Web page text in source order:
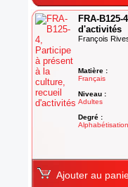
FRA-
d'activités
François
Matière :
Français
Niveau :
Adultes
Degré :
Alphabétisation
Ajouter au